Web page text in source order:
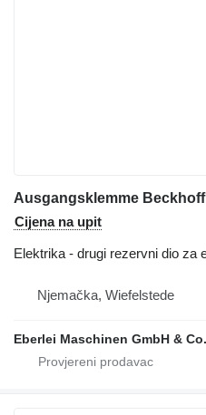
Cijena na upit
Elektrika - drugi rezervni dio za
Njemačka, Wiefelstede
Eberlei Maschinen GmbH &